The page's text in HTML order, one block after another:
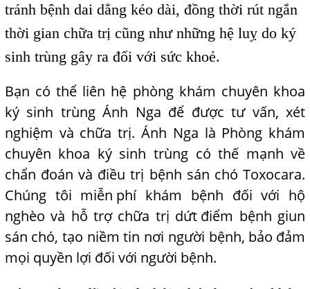
tránh bệnh dai dẳng kéo dài, đồng thời rút ngắn
thời gian chữa trị cũng như những hệ luỵ do ký
sinh trùng gây ra đối với sức khoẻ.
Bạn có thể liên hệ phòng khám chuyên khoa
ký sinh trùng Ánh Nga để được tư vấn, xét
nghiệm và chữa trị. Ánh Nga là Phòng khám
chuyên khoa ký sinh trùng có thế mạnh về
chẩn đoán và điều trị bệnh sán chó Toxocara.
Chúng tôi miễn phí khám bệnh đối với hộ
nghèo và hỗ trợ chữa trị dứt điểm bệnh giun
sán chó, tạo niềm tin nơi người bệnh, bảo đảm
mọi quyền lợi đối với người bệnh.